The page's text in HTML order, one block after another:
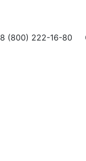
8 (800) 222-16-80